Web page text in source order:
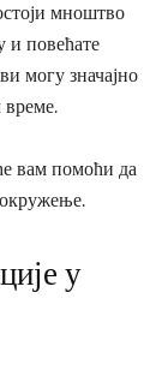
мноштво
и повећате
могу значајно
време.
вам помоћи да
у